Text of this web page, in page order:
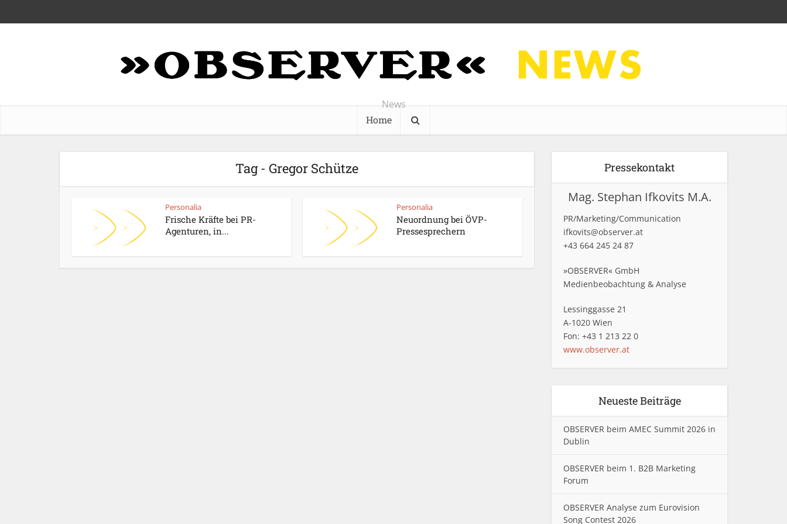
News
Home
Tag - Gregor Schütze
Personalia
Frische Kräfte bei PR-
Agenturen, in...
Personalia
Neuordnung bei ÖVP-
Pressesprechern
Pressekontakt
Mag. Stephan Ifkovits M.A.
PR/Marketing/Communication
ifkovits@observer.at
+43 664 245 24 87
»OBSERVER« GmbH
Medienbeobachtung & Analyse
Lessinggasse 21
A-1020 Wien
Fon: +43 1 213 22 0
www.observer.at
Neueste Beiträge
OBSERVER beim AMEC Summit 2026 in
Dublin
OBSERVER beim 1. B2B Marketing
Forum
OBSERVER Analyse zum Eurovision
Song Contest 2026